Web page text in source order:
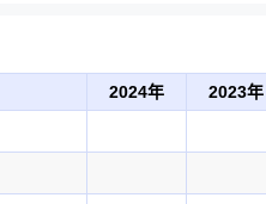
2024年 2023年